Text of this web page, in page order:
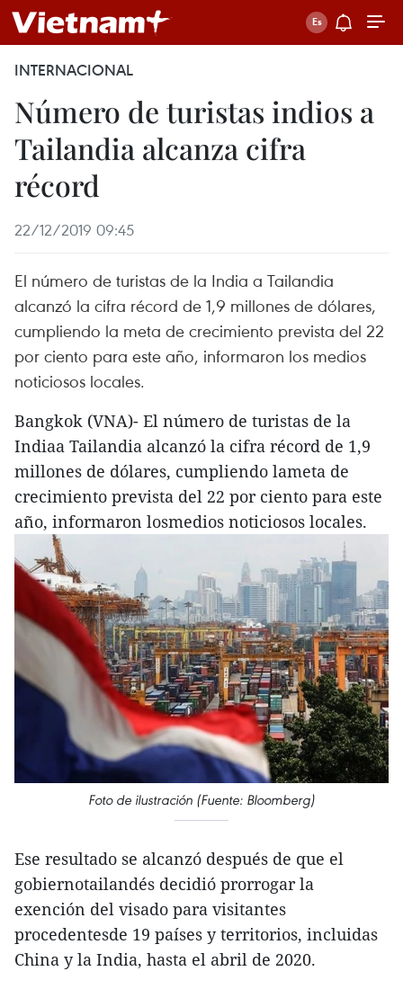
INTERNACIONAL
Número de turistas indios a
Tailandia alcanza cifra
récord
22/12/2019 09:45
El número de turistas de la India a Tailandia
alcanzó la cifra récord de 1,9 millones de dólares,
cumpliendo la meta de crecimiento prevista del 22
por ciento para este año, informaron los medios
noticiosos locales.
Bangkok (VNA)- El número de turistas de la
Indiaa Tailandia alcanzó la cifra récord de 1,9
millones de dólares, cumpliendo lameta de
crecimiento prevista del 22 por ciento para este
año, informaron losmedios noticiosos locales.
Foto de ilustración (Fuente: Bloomberg)
Ese resultado se alcanzó después de que el
gobiernotailandés decidió prorrogar la
exención del visado para visitantes
procedentesde 19 países y territorios, incluidas
China y la India, hasta el abril de 2020.